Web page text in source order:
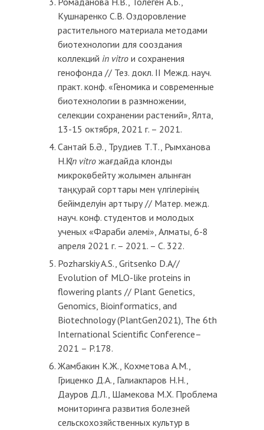
Кушнаренко С.В. Оздоровление
растительного материала методами
биотехнологии для сооздания
коллекций in vitro и сохранения
генофонда // Тез. докл. II Межд. науч.
практ. конф. «Геномика и современные
биотехнологии в размножении,
селекции сохранении растений», Ялта,
13-15 октября, 2021 г. – 2021.
Сантай Б.Ә., Трудиев Т.Т., Рымханова
Н.Қ.In vitro жағдайда клонды
микрокөбейту жолымен алынған
таңқурай сорттары мен үлгілерінің
бейімделуін арттыру // Матер. межд.
науч. конф. студентов и молодых
ученых «Фараби әлемі», Алматы, 6-8
апреля 2021 г. – 2021. – С. 322.
Pozharskiy A.S., Gritsenko D.A//
Evolution of MLO-like proteins in
flowering plants // Plant Genetics,
Genomics, Bioinformatics, and
Biotechnology (PlantGen2021), The 6th
International Scientific Conference–
2021 – P.178.
Жамбакин К.Ж., Кохметова А.М.,
Гриценко Д.А., Галиакпаров Н.Н.,
Дауров Д.Л., Шамекова М.Х. Проблема
мониторинга развития болезней
сельскохозяйственных культур в